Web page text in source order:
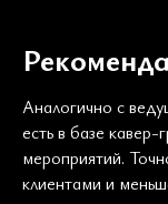
Аналогично с
есть в базе
мероприятий.
клиентами и